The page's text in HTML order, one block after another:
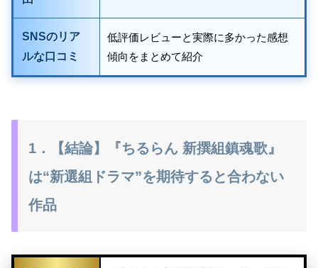
SNSのリア
ルな口コミ
低評価レビューと実際に多かった感想
傾向をまとめて紹介
1．【結論】『ちるらん 新撰組鎮魂歌』
は“新選組ドラマ”を期待すると合わない
作品